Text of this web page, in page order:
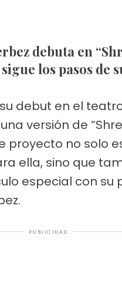
los pasos de
su debut en el
versión de
proyecto no solo
ella, sino que
especial con su
PUBLICIDAD